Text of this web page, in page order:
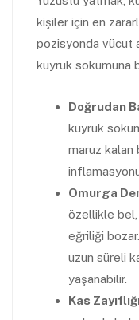
kişiler için en
pozisyonda vücut
kuyruk sokumuna
Doğrudan
kuyruk
maruz kalan
Omurga
özellikle bel,
eğriliği
uzun süreli
yaşanabilir.
Kas